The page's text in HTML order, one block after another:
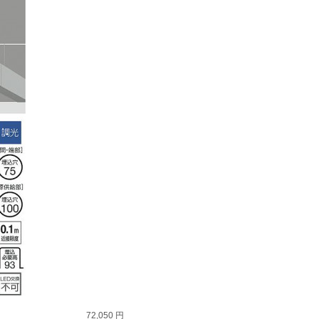
72,050 円